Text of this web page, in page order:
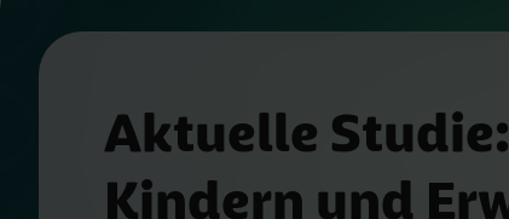
Aktuelle
Kindern und